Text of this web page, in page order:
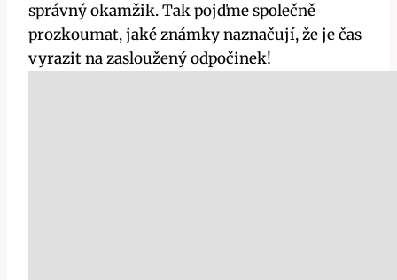
správný okamžik. Tak pojďme společně
prozkoumat, jaké známky naznačují, že je čas
vyrazit na zasloužený odpočinek!